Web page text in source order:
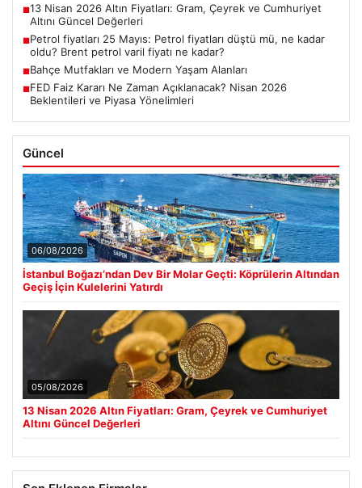
■13 Nisan 2026 Altın Fiyatları: Gram, Çeyrek ve Cumhuriyet
Altını Güncel Değerleri
■Petrol fiyatları 25 Mayıs: Petrol fiyatları düştü mü, ne kadar
oldu? Brent petrol varil fiyatı ne kadar?
■Bahçe Mutfakları ve Modern Yaşam Alanları
■FED Faiz Kararı Ne Zaman Açıklanacak? Nisan 2026
Beklentileri ve Piyasa Yönelimleri
Güncel
06/08/2026
İstanbul Boğazı’ndan Dev Bir Molar Geçti: Köprülerin Altından
Geçiş İçin Kulelerini Yatırdı
05/08/2026
13 Nisan 2026 Altın Fiyatları: Gram, Çeyrek ve Cumhuriyet
Altını Güncel Değerleri